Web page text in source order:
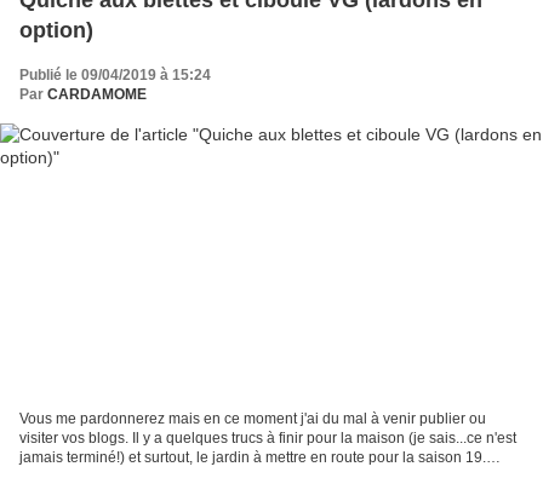
option)
Publié le 09/04/2019 à 15:24
Par CARDAMOME
Vous me pardonnerez mais en ce moment j'ai du mal à venir publier ou
visiter vos blogs. Il y a quelques trucs à finir pour la maison (je sais...ce n'est
jamais terminé!) et surtout, le jardin à mettre en route pour la saison 19.